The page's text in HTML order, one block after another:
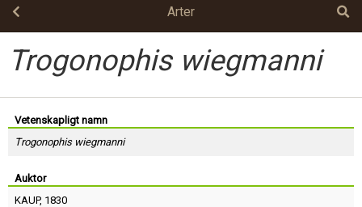
Arter
Trogonophis wiegmanni
Vetenskapligt namn
Trogonophis wiegmanni
Auktor
KAUP, 1830
100%
Epost:
Användarnamn:
Lösenord: